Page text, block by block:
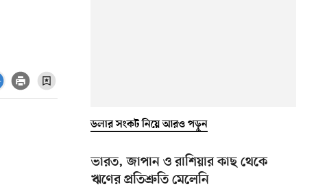
ডলার সংকট নিয়ে আরও পড়ুন
ভারত, জাপান ও রাশিয়ার কাছ থেকে
ঋণের প্রতিশ্রুতি মেলেনি